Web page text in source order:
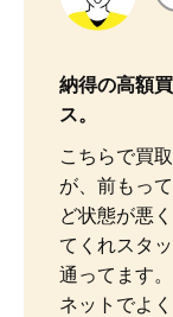
納得の高額
ス。
こちらで買
が、前もっ
ど状態が悪
てくれスタ
通ってます。
ネットでよ